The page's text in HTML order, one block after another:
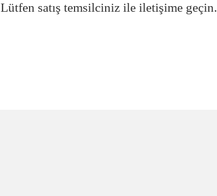
Lütfen satış temsilciniz ile iletişime geçin.